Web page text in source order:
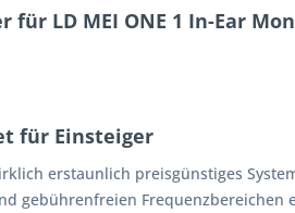
LD MEI ONE 1 In-Ear
für Einsteiger
erstaunlich preisgünstiges
gebührenfreien